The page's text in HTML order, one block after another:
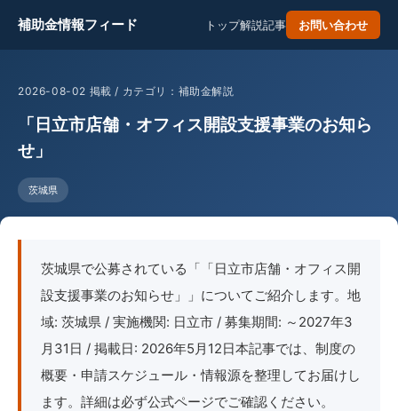
補助金情報フィード トップ解説記事 お問い合わせ
2026-08-02 掲載 / カテゴリ：補助金解説
「日立市店舗・オフィス開設支援事業のお知ら
せ」
茨城県
茨城県で公募されている「「日立市店舗・オフィス開
設支援事業のお知らせ」」についてご紹介します。地
域: 茨城県 / 実施機関: 日立市 / 募集期間: ～2027年3
月31日 / 掲載日: 2026年5月12日本記事では、制度の
概要・申請スケジュール・情報源を整理してお届けし
ます。詳細は必ず公式ページでご確認ください。